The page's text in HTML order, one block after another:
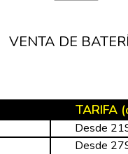
VENTA DE
TARIFA
Desde
Desde